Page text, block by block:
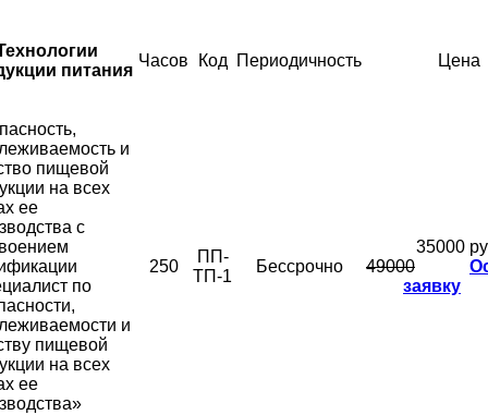
питания
Часов Код Периодичность Цена
и
пищевой
на всех
ее
с
по
и
пищевой
на всех
ее
250
ПП-
ТП-1
Бессрочно
35000
49000
заявку